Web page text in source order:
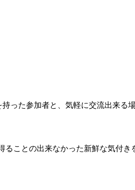
った参加者と、気軽に交流出来る
ことの出来なかった新鮮な気付き